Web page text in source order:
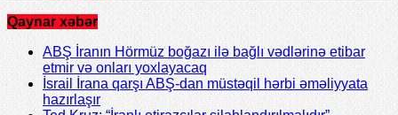
Qaynar xəbər
ABŞ İranın Hörmüz boğazı ilə bağlı vədlərinə etibar
etmir və onları yoxlayacaq
İsrail İrana qarşı ABŞ-dan müstəqil hərbi əməliyyata
hazırlaşır